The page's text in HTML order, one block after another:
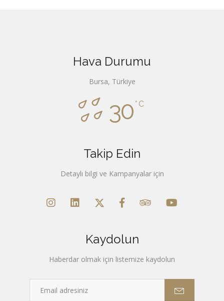
Hava Durumu
Bursa, Türkiye
30 °C
Takip Edin
Detaylı bilgi ve Kampanyalar için
Kaydolun
Haberdar olmak için listemize kaydolun